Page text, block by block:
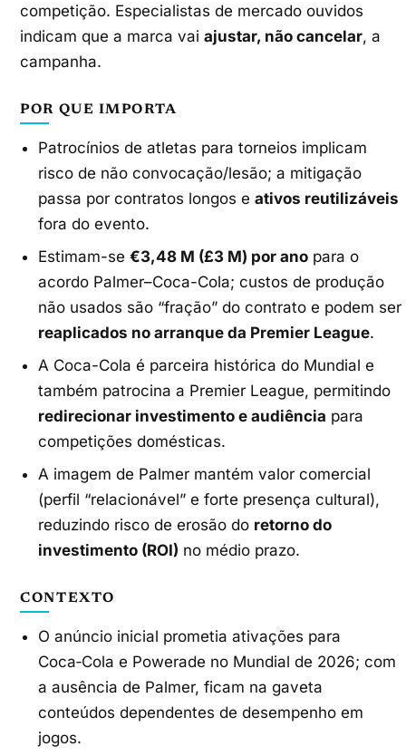
competição. Especialistas de mercado ouvidos
indicam que a marca vaiajustar, não cancelar, a
campanha.
POR QUE IMPORTA
Patrocínios de atletas para torneios implicam
risco de não convocação/lesão; a mitigação
passa por contratos longos eativos reutilizáveis
fora do evento.
Estimam-se€3,48 M (£3 M) por ano para o
acordo Palmer–Coca-Cola; custos de produção
não usados são “fração” do contrato e podem ser
reaplicados no arranque da Premier League.
A Coca-Cola é parceira histórica do Mundial e
também patrocina a Premier League, permitindo
redirecionar investimento e audiência para
competições domésticas.
A imagem de Palmer mantém valor comercial
(perfil “relacionável” e forte presença cultural),
reduzindo risco de erosão do retorno do
investimento (ROI) no médio prazo.
CONTEXTO
O anúncio inicial prometia ativações para
Coca‑Cola e Powerade no Mundial de 2026; com
a ausência de Palmer, ficam na gaveta
conteúdos dependentes de desempenho em
jogos.